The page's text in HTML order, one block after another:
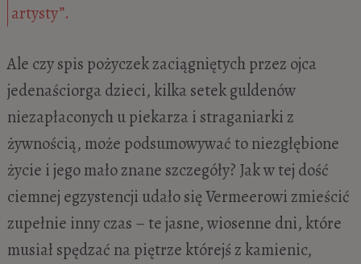
artysty”.
Ale czy spis pożyczek zaciągniętych przez ojca
jedenaściorga dzieci, kilka setek guldenów
niezapłaconych u piekarza i straganiarki z
żywnością, może podsumowywać to niezgłębione
życie i jego mało znane szczegóły? Jak w tej dość
ciemnej egzystencji udało się Vermeerowi zmieścić
zupełnie inny czas – te jasne, wiosenne dni, które
musiał spędzać na piętrze którejś z kamienic,